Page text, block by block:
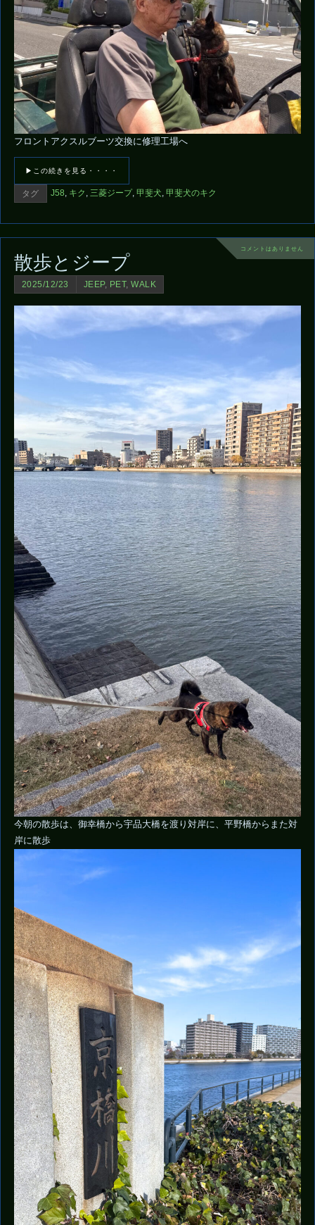
フロントアクスルブーツ交換に修理工場へ
▶この続きを見る・・・・
タグ J58 キク 三菱ジープ, 甲斐犬 甲斐犬のキク
コメントはありません
散歩とジープ
2025/12/23 JEEP, PET,WALK
今朝の散歩は、御幸橋から宇品大橋を渡り対岸に、平野橋からまた対
岸に散歩